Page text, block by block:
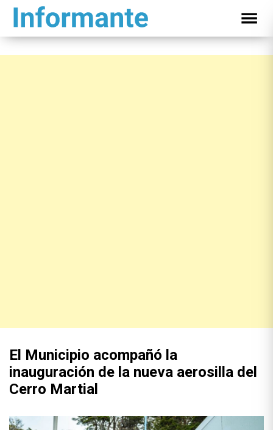
El Municipio acompañó la
inauguración de la nueva aerosilla del
Cerro Martial